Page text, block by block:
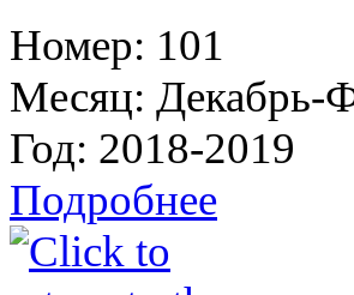
Номер: 101
Месяц: Декабрь-
Год: 2018-2019
Подробнее